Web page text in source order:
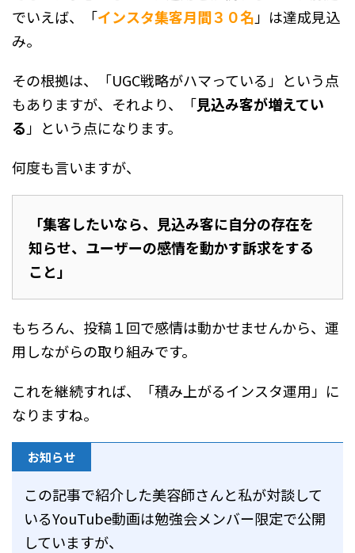
でいえば、「インスタ集客月間３０名 」は達成見込
み。
その根拠は、「UGC戦略がハマっている」という点
もありますが、それより、「見込み客が増えてい
る 」という点になります。
何度も言いますが、
「集客したいなら、見込み客に自分の存在を
知らせ、ユーザーの感情を動かす訴求をする
こと」
もちろん、投稿１回で感情は動かせませんから、運
用しながらの取り組みです。
これを継続すれば、「積み上がるインスタ運用」に
なりますね。
お知らせ
この記事で紹介した美容師さんと私が対談して
いるYouTube動画は勉強会メンバー限定で公開
していますが、